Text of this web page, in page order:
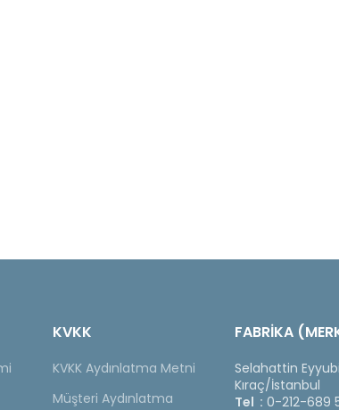
KVKK
KVKK Aydınlatma Metni
Müşteri Aydınlatma
FABRİKA
Selahattin
Kıraç/İstanbul
Tel : 0-212-689